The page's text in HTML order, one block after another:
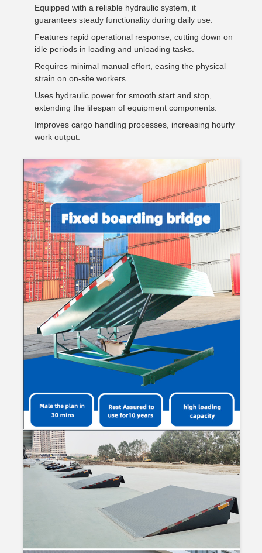
Equipped with a reliable hydraulic system, it
guarantees steady functionality during daily use.
Features rapid operational response, cutting down on
idle periods in loading and unloading tasks.
Requires minimal manual effort, easing the physical
strain on on-site workers.
Uses hydraulic power for smooth start and stop,
extending the lifespan of equipment components.
Improves cargo handling processes, increasing hourly
work output.